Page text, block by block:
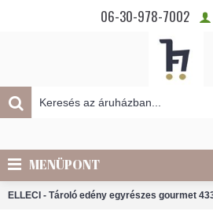
06-30-978-7002
MENÜPONT
ELLECI - Tároló edény egyrészes gourmet